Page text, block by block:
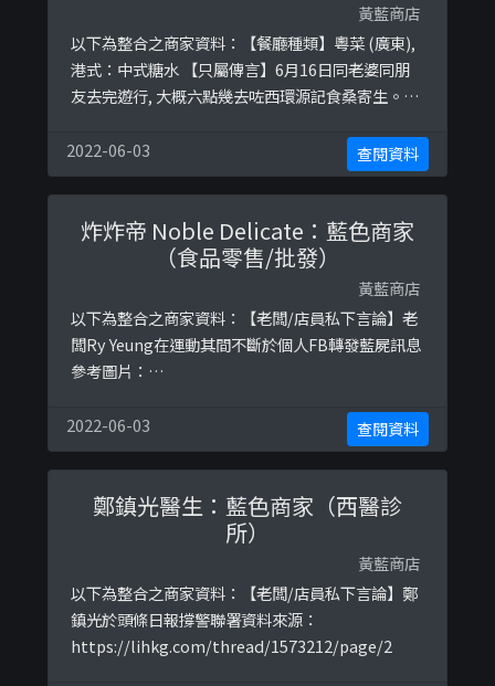
黃藍商店
以下為整合之商家資料：【餐廳種類】粵菜 (廣東),
港式：中式糖水 【只屬傳言】6月16日同老婆同朋
友去完遊行, 大概六點幾去咗西環源記食桑寄生。有
解釋, 咁有一貌似老闆(?) 、成頭白髮嘅阿叔話 「咁
佢一定係想威啦」 面對咁涼薄嘅言論, 我哋只係問
「咁一係我哋俾錢你, 你爬上去危坐呀？」之後佢仲
可以回應我哋：「得架！你俾幾多錢先？」 點解可
以有人咁冷血 ...
2022-06-03 查閱資料
炸炸帝 Noble Delicate：藍色商家
（食品零售/批發）
黃藍商店
以下為整合之商家資料：【老闆/店員私下言論】老
闆Ry Yeung在運動其間不斷於個人FB轉發藍屍訊息
參考圖片：
Qe0eHzAnhxMecPCPwvUDuzz/viewhttps://dri
ve.google.com/file/d/1aCD10GbAOp-
s23JsXSsGZzf_S4Midx2P/viewhttps ...
2022-06-03 查閱資料
鄭鎮光醫生：藍色商家（西醫診
所）
黃藍商店
以下為整合之商家資料：【老闆/店員私下言論】鄭
鎮光於頭條日報撐警聯署資料來源：
https://lihkg.com/thread/1573212/page/2